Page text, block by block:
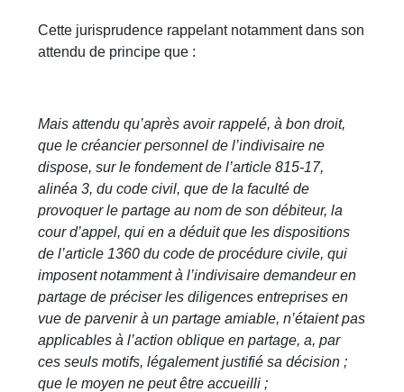
Cette jurisprudence rappelant notamment dans son
attendu de principe que :
Mais attendu qu’après avoir rappelé, à bon droit,
que le créancier personnel de l’indivisaire ne
dispose, sur le fondement de l’article 815-17,
alinéa 3, du code civil, que de la faculté de
provoquer le partage au nom de son débiteur, la
cour d’appel, qui en a déduit que les dispositions
de l’article 1360 du code de procédure civile, qui
imposent notamment à l’indivisaire demandeur en
partage de préciser les diligences entreprises en
vue de parvenir à un partage amiable, n’étaient pas
applicables à l’action oblique en partage, a, par
ces seuls motifs, légalement justifié sa décision ;
que le moyen ne peut être accueilli ;